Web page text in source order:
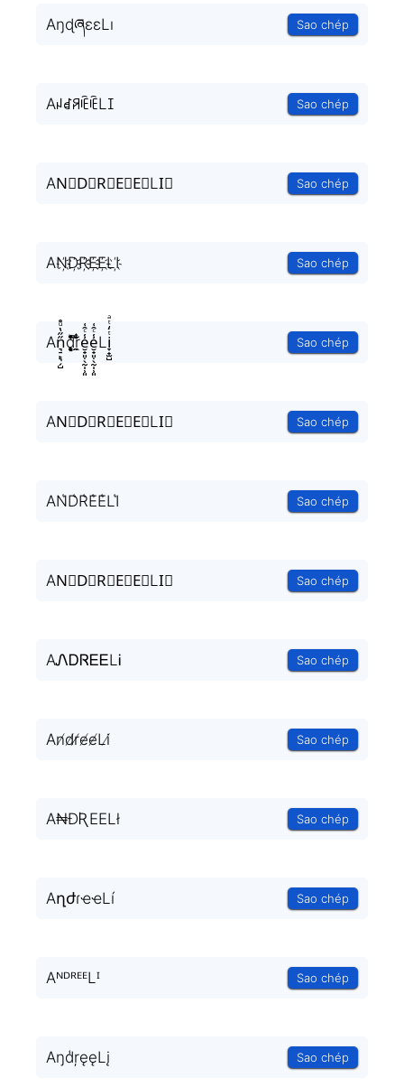
AŋɖཞɛɛLı Sao chép
AꈤꀸꋪꍟꍟLꀤ Sao chép
AN⃟D⃟R⃟E⃟E⃟LI⃟ Sao chép
AN҉D҉R҉E҉E҉LI҉ Sao chép
An͉̠̙͉̗̺̋̋̔ͧ̊d̥̝̮͙͈͂̐̇ͮ̏̔̀̚ͅr̼̯̤̈ͭ̃ͨ̆e̮̟͈̣̖̰̩̹͈̾ͨ̑͑e̮̟͈̣̖̰̩̹͈̾ͨ̑͑Li̞̟̫̺ͭ̒ͭͣ Sao chép
AN⃗D⃗R⃗E⃗E⃗LI⃗ Sao chép
AN͛D͛R͛E͛E͛LI͛ Sao chép
AN⃒D⃒R⃒E⃒E⃒LI⃒ Sao chép
AᏁᎠᏒᎬᎬLᎥ Sao chép
An̸d̸r̸e̸e̸Li̸ Sao chép
A₦ÐƦEELł Sao chép
AղժɾҽҽLí Sao chép
AᴺᴰᴿᴱᴱLᴵ Sao chép
Aŋd̾ŗęęLį Sao chép